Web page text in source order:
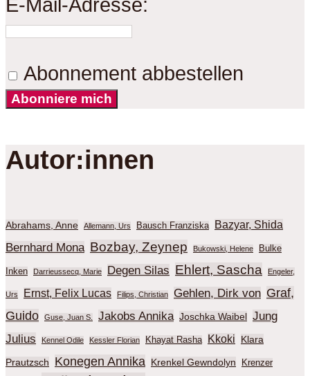
E-Mail-Adresse:
Abonnement abbestellen
Abonniere mich
Autor:innen
Abrahams, Anne Allemann, Urs Bausch Franziska Bazyar, Shida
Bernhard Mona Bozbay, Zeynep Bukowski, Helene Bulke
Inken Darrieussecq, Marie Degen Silas Ehlert, Sascha Engeler,
Urs Ernst, Felix Lucas Filips, Christian Gehlen, Dirk von Graf,
Guido
Guse, Juan S. Jakobs Annika Joschka Waibel Jung
Julius
Kennel Odile Kessler Florian Khayat Rasha Kkoki Klara
Prautzsch Konegen Annika Krenkel Gewndolyn Krenzer